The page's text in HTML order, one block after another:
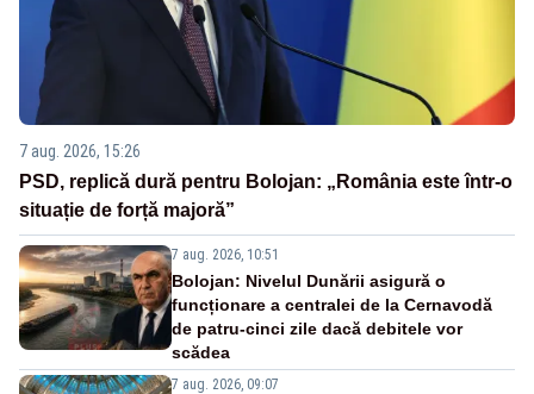
7 aug. 2026, 15:26
PSD, replică dură pentru Bolojan: „România este într-o
situație de forță majoră”
7 aug. 2026, 10:51
Bolojan: Nivelul Dunării asigură o
funcționare a centralei de la Cernavodă
de patru-cinci zile dacă debitele vor
scădea
7 aug. 2026, 09:07